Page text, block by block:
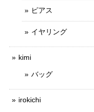
ピアス
イヤリング
kimi
バッグ
irokichi